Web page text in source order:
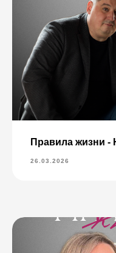
Правила жизни -
26.03.2026